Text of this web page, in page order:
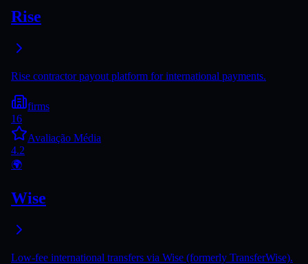
Rise
Rise contractor payout platform for international payments.
firms
16
Avaliação Média
4.2
🌍
Wise
Low-fee international transfers via Wise (formerly TransferWise).